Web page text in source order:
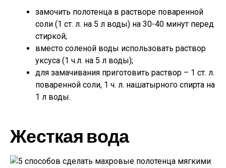
замочить полотенца в растворе поваренной
соли (1 ст. л. на 5 л воды) на 30-40 минут перед
стиркой;
вместо соленой воды использовать раствор
уксуса (1 ч.л. на 5 л воды);
для замачивания приготовить раствор – 1 ст. л.
поваренной соли, 1 ч. л. нашатырного спирта на
1 л воды.
Жесткая вода